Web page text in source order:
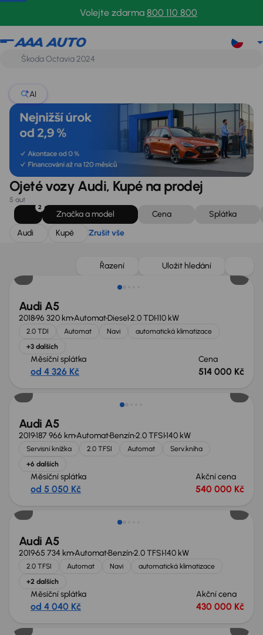
Volejte zdarma 800 110 800
Audi
AI
Ojeté vozy Audi, Kupé na prodej
5 aut
2
Značka a model Cena
Splátka
Audi
Kupé Zrušit vše
Řazení Uložit hledání
Audi A5
201896 320 kmAutomatDiesel2.0 TDI110 kW
2.0 TDI Automat Navi
automatická klimatizace
+3 dalších
Měsíční splátka
od 4 326 Kč
Cena
514 000 Kč
Možnost odpočtu DPH
Audi A5
2019187 966 kmAutomatBenzín2.0 TFSI140 kW
Servisní knížka 2.0 TFSI Automat
Serv.kniha
+6 dalších
Měsíční splátka
od 5 050 Kč
Akční cena
540 000 Kč
Audi A5
201965 734 kmAutomatBenzín2.0 TFSI140 kW
2.0 TFSI Automat Navi
automatická klimatizace
+2 dalších
Měsíční splátka
od 4 040 Kč
Akční cena
430 000 Kč